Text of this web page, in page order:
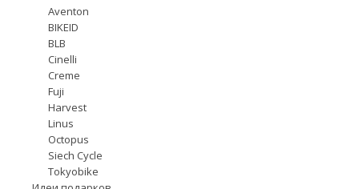
Aventon
BIKEID
BLB
Cinelli
Creme
Fuji
Harvest
Linus
Octopus
Siech Cycle
Tokyobike